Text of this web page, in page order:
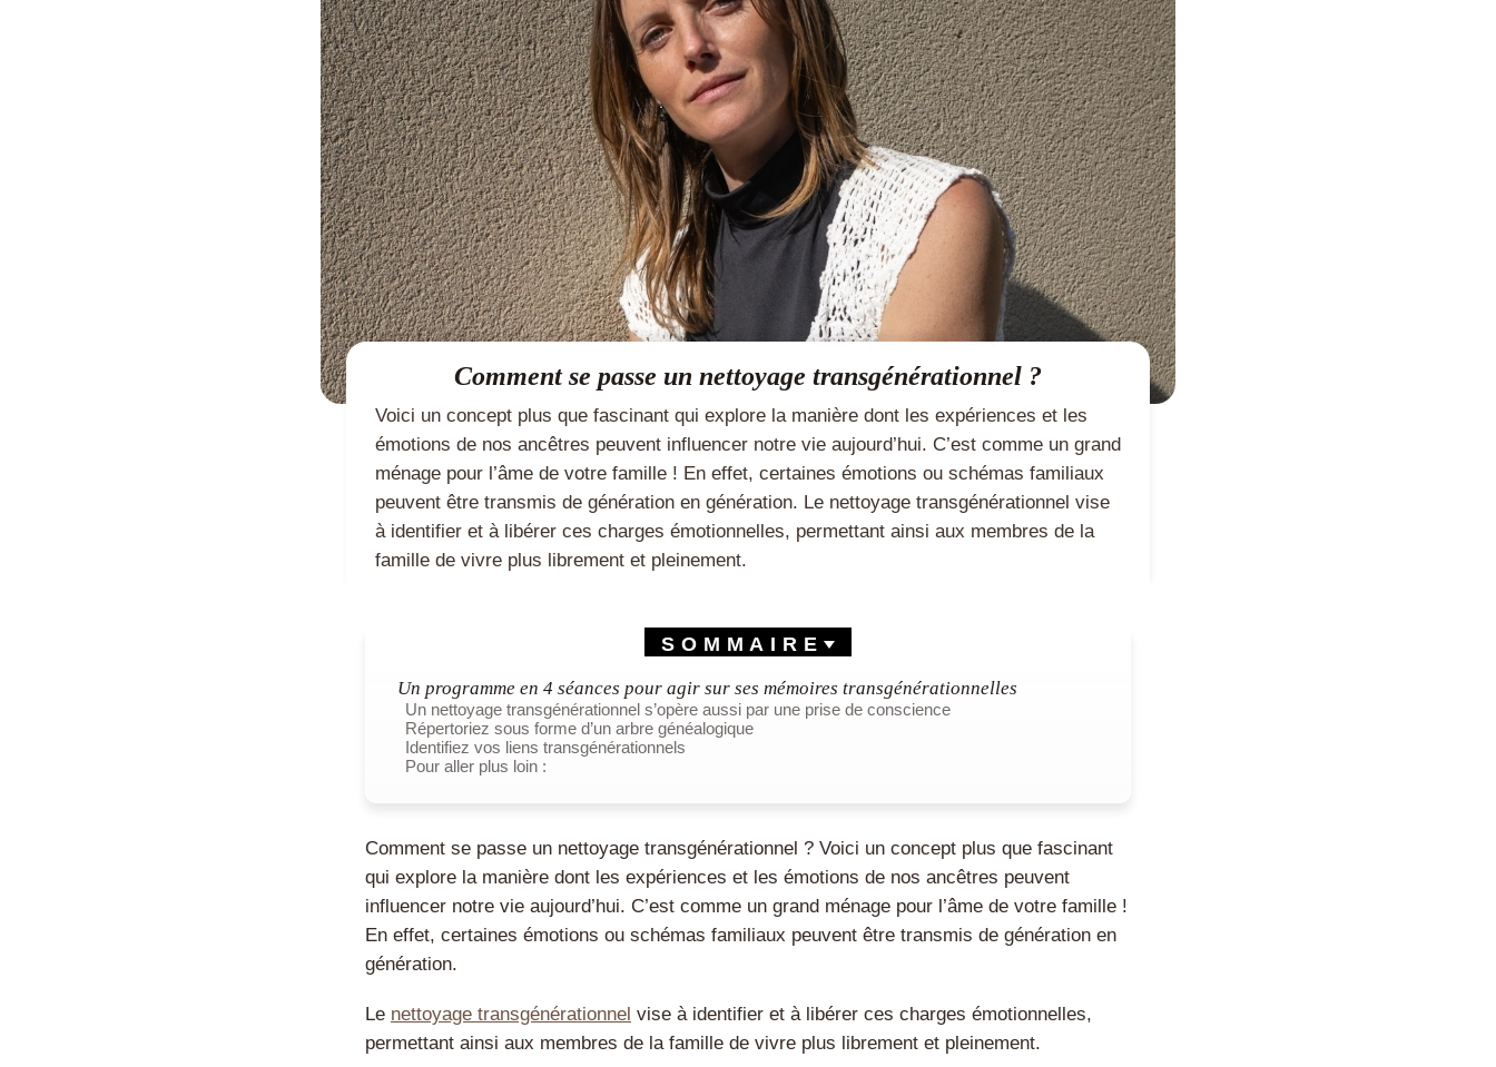
Comment se passe un nettoyage transgénérationnel ?
Voici un concept plus que fascinant qui explore la manière dont les expériences et les
émotions de nos ancêtres peuvent influencer notre vie aujourd’hui. C’est comme un grand
ménage pour l’âme de votre famille ! En effet, certaines émotions ou schémas familiaux
peuvent être transmis de génération en génération. Le nettoyage transgénérationnel vise
à identifier et à libérer ces charges émotionnelles, permettant ainsi aux membres de la
famille de vivre plus librement et pleinement.
SOMMAIRE
Un programme en 4 séances pour agir sur ses mémoires transgénérationnelles
Un nettoyage transgénérationnel s’opère aussi par une prise de conscience
Répertoriez sous forme d’un arbre généalogique
Identifiez vos liens transgénérationnels
Pour aller plus loin :
Comment se passe un nettoyage transgénérationnel ? Voici un concept plus que fascinant
qui explore la manière dont les expériences et les émotions de nos ancêtres peuvent
influencer notre vie aujourd’hui. C’est comme un grand ménage pour l’âme de votre famille !
En effet, certaines émotions ou schémas familiaux peuvent être transmis de génération en
génération.
Le nettoyage transgénérationnel vise à identifier et à libérer ces charges émotionnelles,
permettant ainsi aux membres de la famille de vivre plus librement et pleinement.